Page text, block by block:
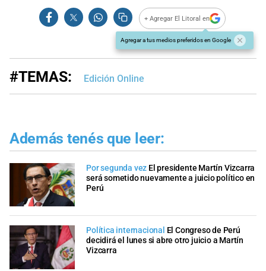
+ Agregar El Litoral en
Agregar a tus medios preferidos en Google
#TEMAS: Edición Online
Además tenés que leer:
Por segunda vez El presidente Martín Vizcarra
será sometido nuevamente a juicio político en
Perú
Política internacional El Congreso de Perú
decidirá el lunes si abre otro juicio a Martín
Vizcarra